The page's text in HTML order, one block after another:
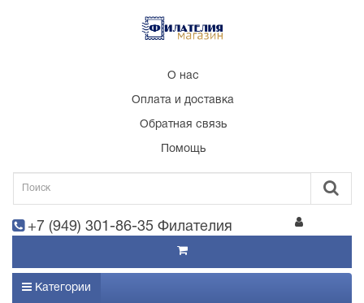
О нас
Оплата и доставка
Обратная связь
Помощь
+7 (949) 301-86-35 Филателия
Категории